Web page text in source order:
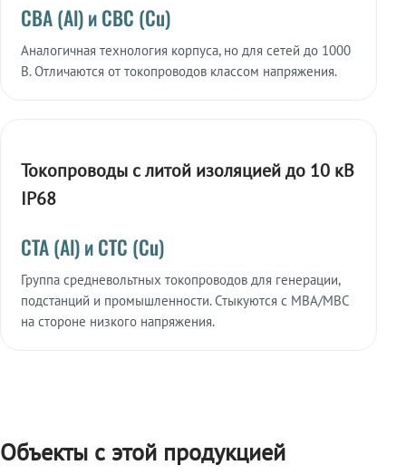
СВА (Al) и СВС (Cu)
Аналогичная технология корпуса, но для сетей до 1000
В. Отличаются от токопроводов классом напряжения.
Токопроводы с литой изоляцией до 10 кВ
IP68
СТА (Al) и СТС (Cu)
Группа средневольтных токопроводов для генерации,
подстанций и промышленности. Стыкуются с МВА/МВС
на стороне низкого напряжения.
Объекты с этой продукцией